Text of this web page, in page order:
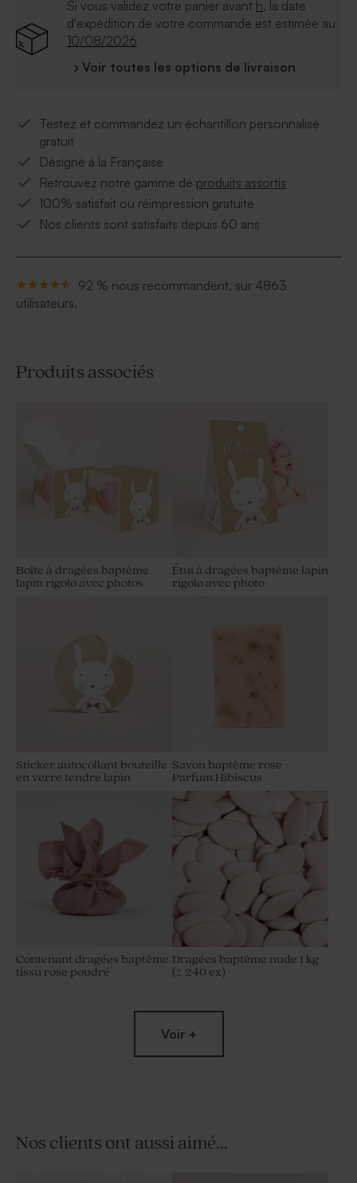
Si vous validez votre panier avant h, la date
d'expédition de votre commande est estimée au
10/08/2026
› Voir toutes les options de livraison
Testez et commandez un échantillon personnalisé
gratuit
Désigné à la Française
Retrouvez notre gamme de produits assortis
100% satisfait ou réimpression gratuite
Nos clients sont satisfaits depuis 60 ans
92 % nous recommandent, sur 4863
utilisateurs.
Produits associés
Boîte à dragées baptême
lapin rigolo avec photos
Étui à dragées baptême lapin
rigolo avec photo
Sticker autocollant bouteille
en verre tendre lapin
Savon baptême rose -
Parfum Hibiscus
Contenant dragées baptême
tissu rose poudré
Dragées baptême nude 1 kg
(± 240 ex)
Voir +
Nos clients ont aussi aimé...